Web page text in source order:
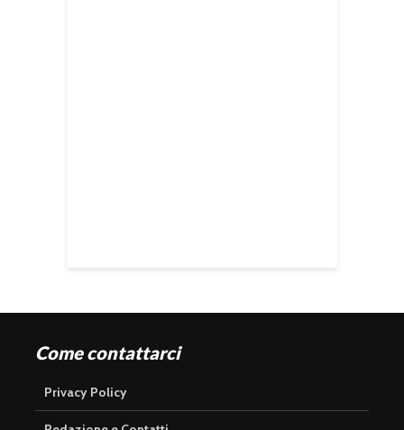
Come contattarci
Privacy Policy